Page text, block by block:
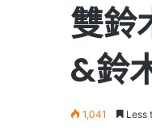
雙鈴
&鈴
1,041 Less